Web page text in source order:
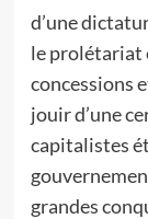
d’une
le prolétariat
concessions
jouir d’une
capitalistes
grandes